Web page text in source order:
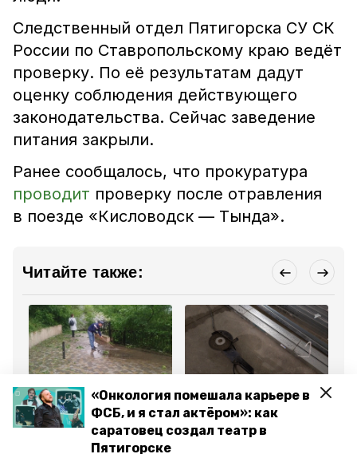
«Онкология помешала карьере в
ФСБ, и я стал актёром»: как
саратовец создал театр в
Пятигорске
Следственный отдел Пятигорска СУ СК
России по Ставропольскому краю ведёт
проверку. По её результатам дадут
оценку соблюдения действующего
законодательства. Сейчас заведение
питания закрыли.
Ранее сообщалось, что прокуратура
проводит проверку после отравления
в поезде «Кисловодск — Тында».
Читайте также:
Общество
29 мая , 12:19
Ливнёвки прочистили в
Пятигорске после
сильного дождя и града
Криминал
29 мая , 09:50
Рабочий украл
инструменты у